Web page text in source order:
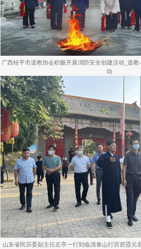
广西桂平市道教协会积极开展消防安全创建活动_道
动
山东省民宗委副主任左亭一行到临清泰山行宫碧霞元